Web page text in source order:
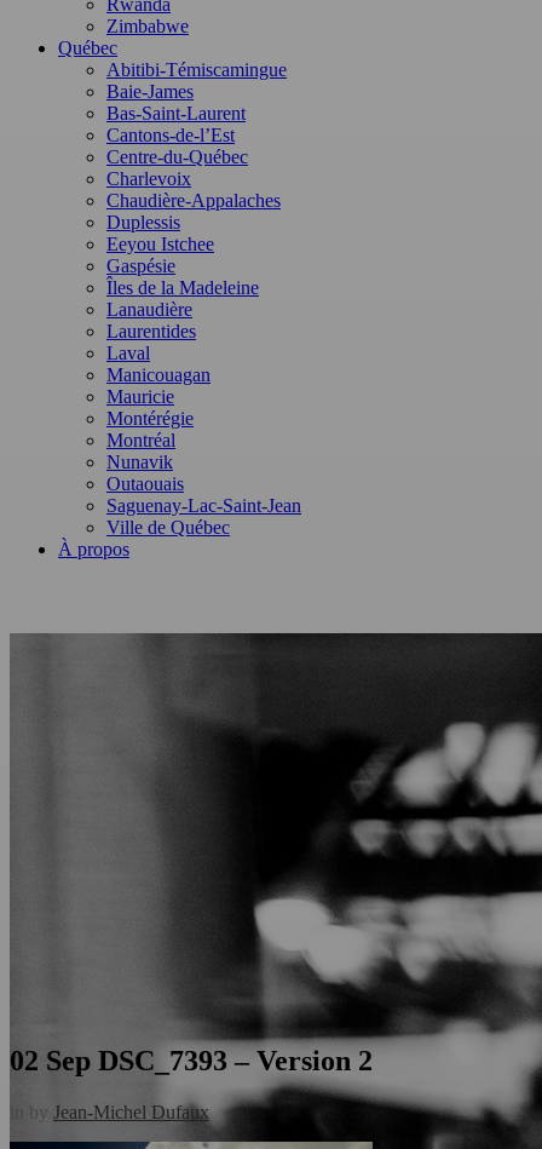
Rwanda
Zimbabwe
Québec
Abitibi-Témiscamingue
Baie-James
Bas-Saint-Laurent
Cantons-de-l’Est
Centre-du-Québec
Charlevoix
Chaudière-Appalaches
Duplessis
Eeyou Istchee
Gaspésie
Îles de la Madeleine
Lanaudière
Laurentides
Laval
Manicouagan
Mauricie
Montérégie
Montréal
Nunavik
Outaouais
Saguenay-Lac-Saint-Jean
Ville de Québec
À propos
02 Sep DSC_7393 – Version 2
by Jean-Michel Dufaux